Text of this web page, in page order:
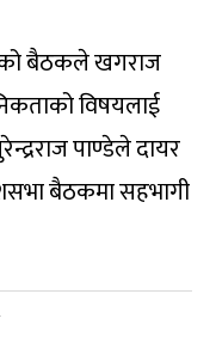
बैठकले खगराज
विषयलाई
पाण्डेले दायर
बैठकमा सहभागी